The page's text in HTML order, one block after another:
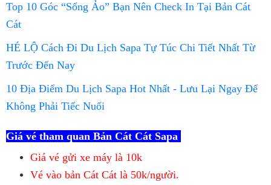
Top 10 Góc “Sống Ảo” Bạn Nên Check In Tại Bản Cát
Cát
HÉ LỘ Cách Đi Du Lịch Sapa Tự Túc Chi Tiết Nhất Từ
Trước Đến Nay
10 Địa Điểm Du Lịch Sapa Hot Nhất - Lưu Lại Ngay Để
Không Phải Tiếc Nuối
Giá vé tham quan Bản Cát Cát Sapa
Giá vé gửi xe máy là 10k
Vé vào bản Cát Cát là 50k/người.